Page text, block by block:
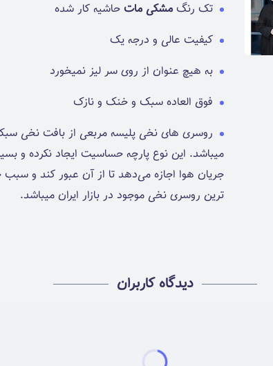
تک رنگ مشکی مات حاشیه کار شده
کیفیت عالی و درجه یک
به هیچ عنوان از روی سر لیز نمیخورد
فوق العاده سبک و خنک و نازک
روسری های نخی پلیسه مربعی از بافت نخی
میباشد. این نوع پارچه حساسیت ایجاد نکرده و
جریان هوا اجازه می‌دهد تا از آن عبور کند و
ترین روسری نخی موجود در بازار ایران میباشد.
دیدگاه کاربران